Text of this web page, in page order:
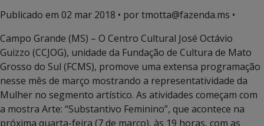
Publicado em 02 mar 2018 • por tmotta@fazenda.ms •
Campo Grande (MS) – O Centro Cultural José Octávio
Guizzo (CCJOG), unidade da Fundação de Cultura de Mato
Grosso do Sul (FCMS), promove uma extensa programação
nesse mês de março mostrando a representatividade da
Mulher no segmento artístico. As atividades começam com
a mostra Arte: “Substantivo Feminino”, que acontece na
próxima quarta-feira (7 de março), às 19 horas, com as